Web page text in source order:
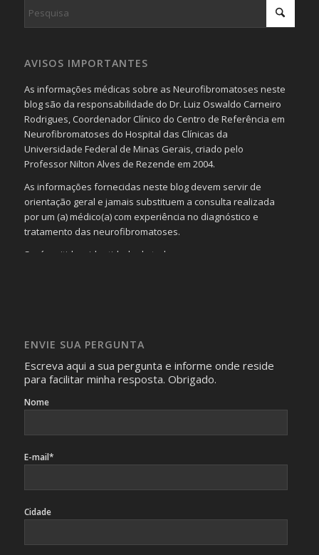
AVISOS IMPORTANTES
As informações médicas sobre as Neurofibromatoses neste
blog são da responsabilidade do Dr. Luiz Oswaldo Carneiro
Rodrigues, Coordenador Clínico do Centro de Referência em
Neurofibromatoses do Hospital das Clínicas da
Universidade Federal de Minas Gerais, criado pelo
Professor Nilton Alves de Rezende em 2004.
As informações fornecidas neste blog devem servir de
orientação geral e jamais substituem a consulta realizada
por um (a) médico(a) com experiência no diagnóstico e
tratamento das neurofibromatoses.
Será omitida a identidade de todas as pessoas que
identificação da pessoa fotografada.
ENVIE SUA PERGUNTA
Escreva aqui a sua pergunta e informe onde reside
para facilitar minha resposta. Obrigado.
Nome
E-mail*
Cidade